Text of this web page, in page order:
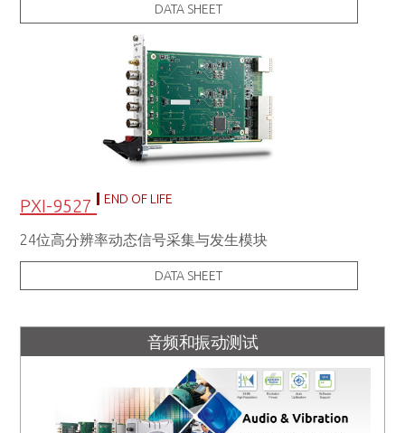
DATA SHEET
PXI-9527 END OF LIFE
24位高分辨率动态信号采集与发生模块
DATA SHEET
音频和振动测试